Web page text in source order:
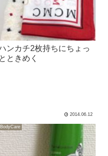
ンカチ2枚持ちにちょっ
とときめく
2014.06.12
BodyCare